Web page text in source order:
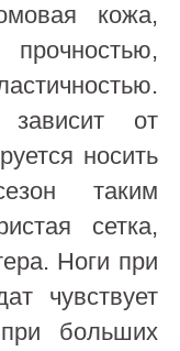
кожа,
зависит от
носить
таким
сетка,
Ноги при
чувствует
больших